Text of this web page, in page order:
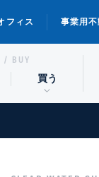
フィス 事業用
/ BUY
買う